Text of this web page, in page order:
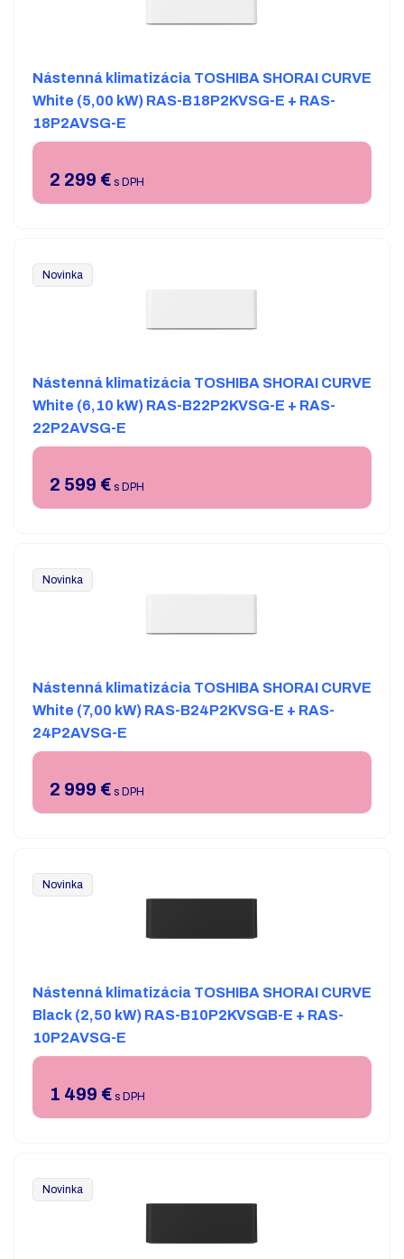
Nástenná klimatizácia TOSHIBA SHORAI CURVE
White (5,00 kW) RAS-B18P2KVSG-E + RAS-
18P2AVSG-E
2 299 € s DPH
Novinka
Nástenná klimatizácia TOSHIBA SHORAI CURVE
White (6,10 kW) RAS-B22P2KVSG-E + RAS-
22P2AVSG-E
2 599 € s DPH
Novinka
Nástenná klimatizácia TOSHIBA SHORAI CURVE
White (7,00 kW) RAS-B24P2KVSG-E + RAS-
24P2AVSG-E
2 999 € s DPH
Novinka
Nástenná klimatizácia TOSHIBA SHORAI CURVE
Black (2,50 kW) RAS-B10P2KVSGB-E + RAS-
10P2AVSG-E
1 499 € s DPH
Novinka